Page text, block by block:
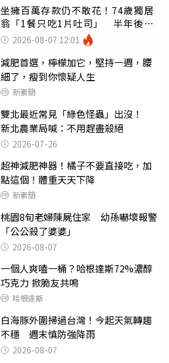
坐擁百萬存款仍不敢花！74歲獨居
翁「1餐只吃1片吐司」 半年後暴
瘦嚇壞女兒
2026-08-07 12:01
減肥首選，檸檬加它，堅持一週，腰
細了，瘦到你懷疑人生
新素簡
雙北最近常見「綠色怪蟲」出沒！
新北農業局喊：不用趕盡殺絕
2026-07-26
超神減肥神器！橘子不要直接吃，加
點這個！體重天天下降
新素簡
桃園8旬老婦陳屍住家 幼孫嚇壞報警
「公公殺了婆婆」
2026-08-07
一個人爽嗑一桶？哈根達斯72%濃醇
巧克力 掀脆友共鳴
哈根達斯
白海豚外圍掃過台灣！今起天氣轉趨
不穩 週末慎防強降雨
2026-08-07